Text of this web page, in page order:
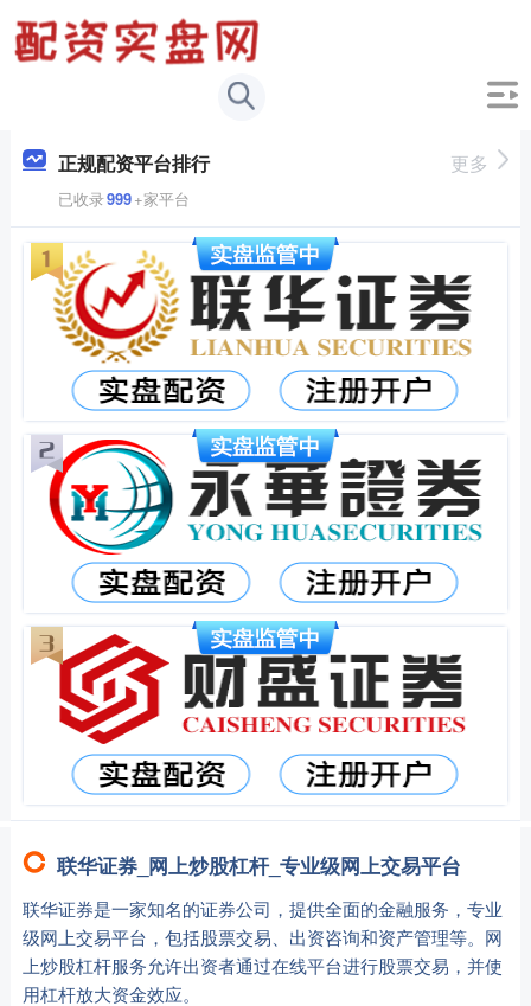
正规配资平台排行
已收录999+家平台
更多
联华证券_网上炒股杠杆_专业级网上交易平台
联华证券是一家知名的证券公司，提供全面的金融服务，专业
级网上交易平台，包括股票交易、出资咨询和资产管理等。网
上炒股杠杆服务允许出资者通过在线平台进行股票交易，并使
用杠杆放大资金效应。